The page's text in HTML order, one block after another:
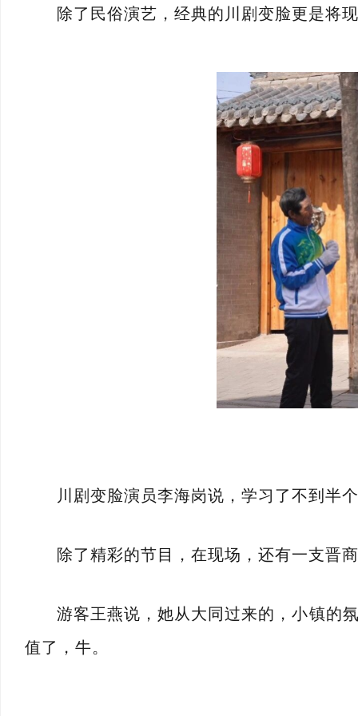
除了民俗演艺，经典的川剧变脸更是将
川剧变脸演员李海岗说，学习了不到半
除了精彩的节目，在现场，还有一支晋
游客王燕说，她从大同过来的，小镇的
值了，牛。